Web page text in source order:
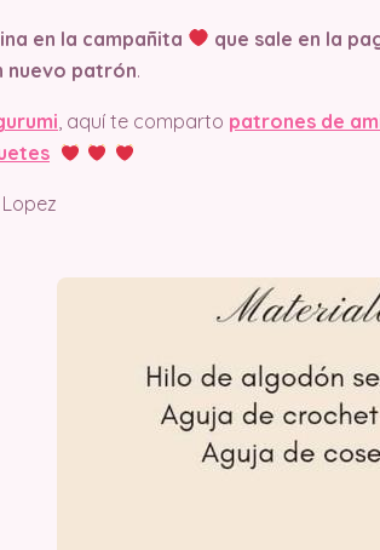
en la campañita que sale en la
nuevo patrón.
, aquí te comparto patrones de